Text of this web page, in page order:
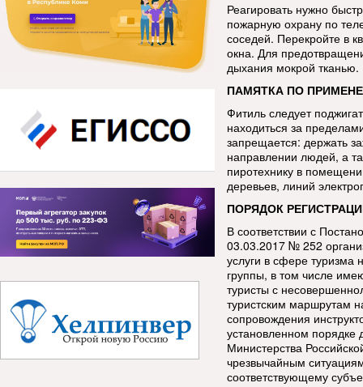
Реагировать нужно
пожарную охрану по
соседей. Перекройте в
окна. Для
дыхания мокрой тканью.
ПАМЯТКА ПО
Фитиль следует
находиться за
запрещается: держать
направлении людей, а
пиротехнику в
деревьев, линий
ПОРЯДОК
В соответствии с
03.03.2017 № 252
услуги в сфере туризма
группы, в том числе
туристы с
туристским маршрутам
сопровождения
установленном
Министерства
чрезвычайным
соответствующему